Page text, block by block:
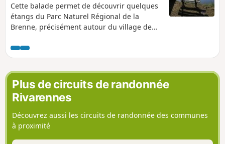
Cette balade permet de découvrir quelques
étangs du Parc Naturel Régional de la
Brenne, précisément autour du village de
Plus de circuits de randonnée
Rivarennes
Découvrez aussi les circuits de randonnée des communes
à proximité